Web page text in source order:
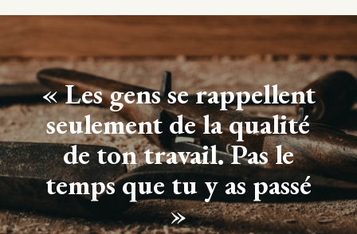
« Les gens se rappellent
seulement de la qualité
de ton travail. Pas le
temps que tu y as passé
»